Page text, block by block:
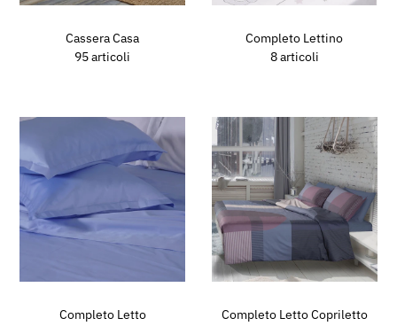
Cassera Casa
95 articoli
Completo Lettino
8 articoli
Completo Letto
Completo Letto Copriletto